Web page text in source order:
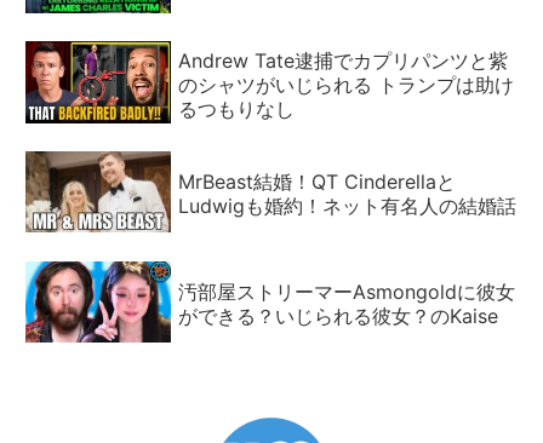
Andrew Tate逮捕でカプリパンツと紫
のシャツがいじられる トランプは助け
るつもりなし
MrBeast結婚！QT Cinderellaと
Ludwigも婚約！ネット有名人の結婚話
汚部屋ストリーマーAsmongoldに彼女
ができる？いじられる彼女？のKaise